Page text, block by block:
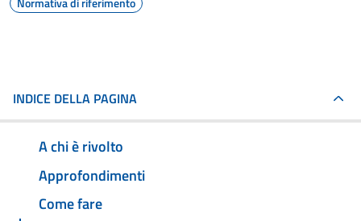
INDICE DELLA PAGINA
A chi è rivolto
Approfondimenti
Come fare